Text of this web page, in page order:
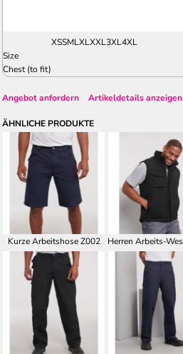
XSSMLXLXXL3XL4XL
Size
Chest (to fit)
Angebot anfordern Artikeldetails anzeigen
ÄHNLICHE PRODUKTE
Kurze Arbeitshose Z002